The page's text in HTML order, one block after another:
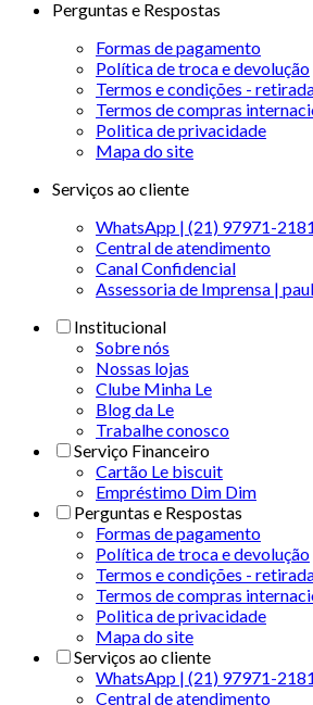
Perguntas e Respostas
Formas de pagamento
Política de troca e devolução
Termos e condições -
Termos de compras
Politica de privacidade
Mapa do site
Serviços ao cliente
WhatsApp | (21) 97971-2181
Central de atendimento
Canal Confidencial
Assessoria de Imprensa |
Institucional
Sobre nós
Nossas lojas
Clube Minha Le
Blog da Le
Trabalhe conosco
Serviço Financeiro
Cartão Le biscuit
Empréstimo Dim Dim
Perguntas e Respostas
Formas de pagamento
Política de troca e devolução
Termos e condições -
Termos de compras
Politica de privacidade
Mapa do site
Serviços ao cliente
WhatsApp | (21) 97971-2181
Central de atendimento